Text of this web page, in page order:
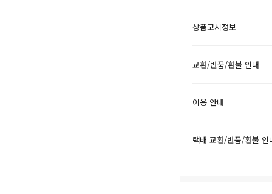
상품고시정보
교환/반품/환불 안내
이용 안내
택배 교환/반품/환불 안